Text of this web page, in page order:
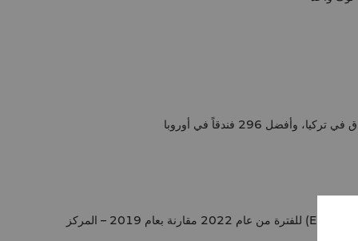
فندق شانغريلا البوسفور، إسطنبول – جوائز Shangri-La MEIA للأولويات الاستراتيجية لعام 2023 – فئة أفضل نمو في الأرباح التشغيلية (EBITDA) للفترة من عام 2022 مقارنة بعام 2019 – المركز